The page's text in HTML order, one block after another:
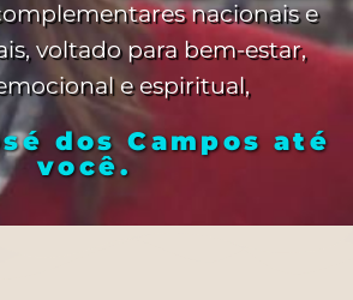
nacionais e
voltado para bem-estar,
e espiritual,
dos Campos até
você.